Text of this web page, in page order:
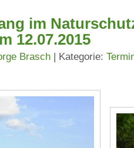
im
12.07.2015
Brasch| Kategorie: